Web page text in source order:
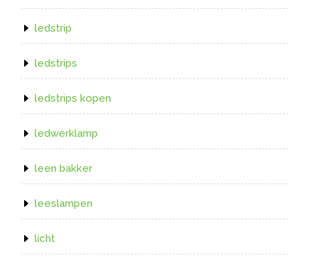
ledstrip
ledstrips
ledstrips kopen
ledwerklamp
leen bakker
leeslampen
licht